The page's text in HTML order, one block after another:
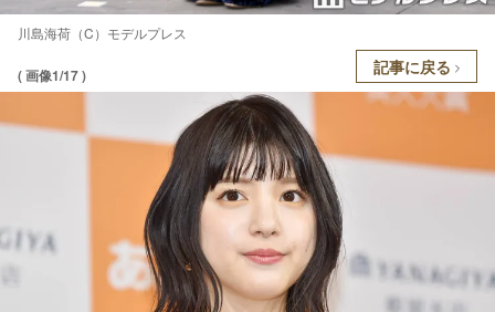
川島海荷（C）モデルプレス
( 画像1/17 ) 記事に戻る